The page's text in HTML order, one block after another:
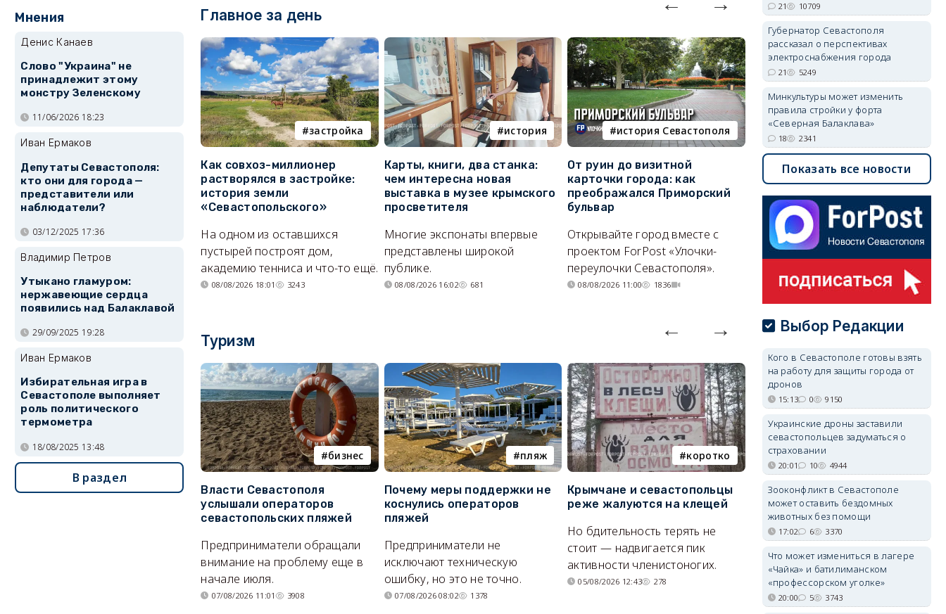
Главное за день
застройка
Как совхоз-миллионер
растворялся в застройке:
история земли
«Севастопольского»
На одном из оставшихся
пустырей построят дом,
академию тенниса и что-то ещё.
08/08/2026 18:01 3243
история
Карты, книги, два станка:
чем интересна новая
выставка в музее крымского
просветителя
Многие экспонаты впервые
представлены широкой
публике.
08/08/2026 16:02 681
история Севастополя
От руин до визитной
карточки города: как
преображался Приморский
бульвар
Открывайте город вместе с
проектом ForPost «Улочки-
переулочки Севастополя».
08/08/2026 11:00 1836
недвижимость
Севастополь стал лидером
ЮФО по падению
строительства, но с одним
позитивным нюансом
Кризис ударил по регионам
совершенно по-разному.
Туризм
бизнес
Власти Севастополя
услышали операторов
севастопольских пляжей
Предприниматели обращали
внимание на проблему еще в
начале июля.
07/08/2026 11:01 3908
пляж
Почему меры поддержки не
коснулись операторов
пляжей
Предприниматели не
исключают техническую
ошибку, но это не точно.
07/08/2026 08:02 1378
коротко
Крымчане и севастопольцы
реже жалуются на клещей
Но бдительность терять не
стоит — надвигается пик
активности членистоногих.
05/08/2026 12:43 278
В Севастополе утвердили
проект застройки центра
Балаклавы
Там появится туристический
квартал с отелями и
парковками.
05/08/2026 08:01 5623
Мнения
Денис Канаев
Слово "Украина" не
принадлежит этому
монстру Зеленскому
11/06/2026 18:23
Иван Ермаков
Депутаты Севастополя:
кто они для города —
представители или
наблюдатели?
03/12/2025 17:36
Владимир Петров
Утыкано гламуром:
нержавеющие сердца
появились над Балаклавой
29/09/2025 19:28
Иван Ермаков
Избирательная игра в
Севастополе выполняет
роль политического
термометра
18/08/2025 13:48
В раздел
21 10709
Губернатор Севастополя
рассказал о перспективах
электроснабжения города
21 5249
Минкультуры может изменить
правила стройки у форта
«Северная Балаклава»
18 2341
Показать все новости
Выбор Редакции
Кого в Севастополе готовы взять
на работу для защиты города от
дронов
15:13 0 9150
Украинские дроны заставили
севастопольцев задуматься о
страховании
20:01 10 4944
Зооконфликт в Севастополе
может оставить бездомных
животных без помощи
17:02 6 3370
Что может измениться в лагере
«Чайка» и батилиманском
«профессорском уголке»
20:00 5 3743